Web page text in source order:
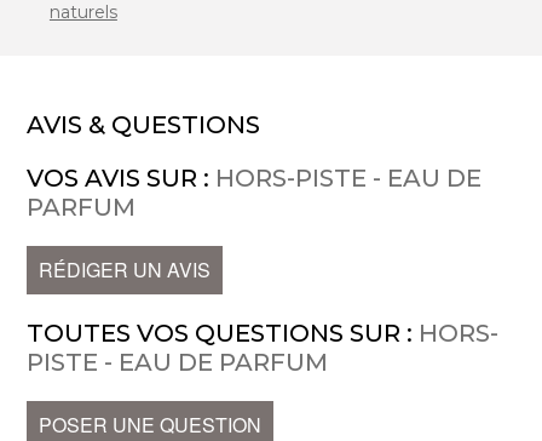
naturels
AVIS & QUESTIONS
VOS AVIS SUR : HORS-PISTE - EAU DE
PARFUM
RÉDIGER UN AVIS
TOUTES VOS QUESTIONS SUR : HORS-
PISTE - EAU DE PARFUM
POSER UNE QUESTION